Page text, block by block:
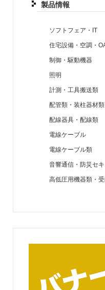
製品情報
ソフトフェア・IT
住宅設備・空調・
制御・駆動機器
照明
計測・工具搬送類
配管類・装柱器材類
配線器具・配線類
電線ケーブル
電線ケーブル類
音響通信・防災セ
高低圧用機器類・